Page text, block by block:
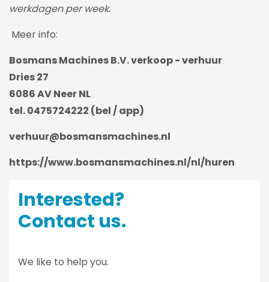
werkdagen per week.
Meer info:
Bosmans Machines B.V. verkoop - verhuur
Dries 27
6086 AV Neer NL
tel. 0475724222 (bel / app)
verhuur@bosmansmachines.nl
https://www.bosmansmachines.nl/nl/huren
Interested?
Contact us.
We like to help you.